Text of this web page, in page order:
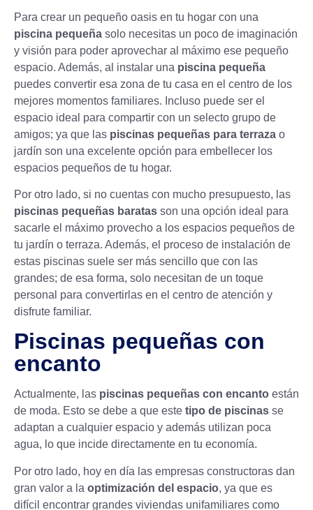
Para crear un pequeño oasis en tu hogar con una
piscina pequeña solo necesitas un poco de imaginación
y visión para poder aprovechar al máximo ese pequeño
espacio. Además, al instalar una piscina pequeña
puedes convertir esa zona de tu casa en el centro de los
mejores momentos familiares. Incluso puede ser el
espacio ideal para compartir con un selecto grupo de
amigos; ya que las piscinas pequeñas para terraza o
jardín son una excelente opción para embellecer los
espacios pequeños de tu hogar.
Por otro lado, si no cuentas con mucho presupuesto, las
piscinas pequeñas baratas son una opción ideal para
sacarle el máximo provecho a los espacios pequeños de
tu jardín o terraza. Además, el proceso de instalación de
estas piscinas suele ser más sencillo que con las
grandes; de esa forma, solo necesitan de un toque
personal para convertirlas en el centro de atención y
disfrute familiar.
Piscinas pequeñas con
encanto
Actualmente, las piscinas pequeñas con encanto están
de moda. Esto se debe a que este tipo de piscinas se
adaptan a cualquier espacio y además utilizan poca
agua, lo que incide directamente en tu economía.
Por otro lado, hoy en día las empresas constructoras dan
gran valor a la optimización del espacio, ya que es
difícil encontrar grandes viviendas unifamiliares como